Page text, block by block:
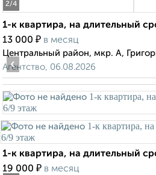
2/4
1-к квартира, на длительный
13 000 ₽ в месяц
Центральный район, мкр. А,
Агентство, 06.08.2026
‹
1-к квартира, на длительный
19 000 ₽ в месяц